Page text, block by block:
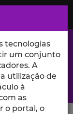
Iscte
tecnologias
um conjunto
A
utilização de
à
as
o portal, o